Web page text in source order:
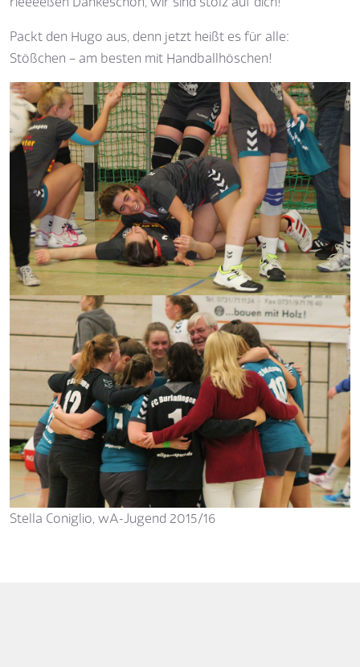
Packt den Hugo aus, denn jetzt heißt es für alle:
Stößchen – am besten mit Handballhöschen!
Stella Coniglio, wA-Jugend 2015/16